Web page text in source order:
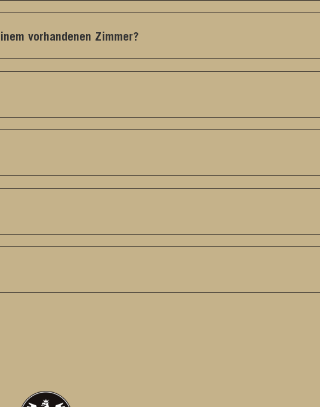
vorhandenen Zimmer?